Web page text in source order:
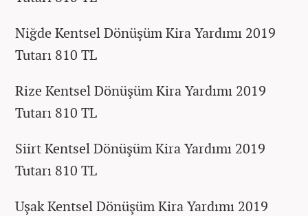
Niğde Kentsel Dönüşüm Kira Yardımı 2019
Tutarı 810 TL
Rize Kentsel Dönüşüm Kira Yardımı 2019
Tutarı 810 TL
Siirt Kentsel Dönüşüm Kira Yardımı 2019
Tutarı 810 TL
Uşak Kentsel Dönüşüm Kira Yardımı 2019